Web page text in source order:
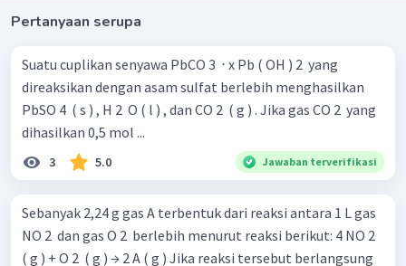
Jadi, jawaban yang tepat adalah C.
Pertanyaan serupa
Suatu cuplikan senyawa PbCO 3 ​ ⋅ x Pb ( OH ) 2 ​ yang
direaksikan dengan asam sulfat berlebih menghasilkan
PbSO 4 ​ ( s ) , H 2 ​ O ( l ) , dan CO 2 ​ ( g ) . Jika gas CO 2 ​ yang
dihasilkan 0,5 mol ...
3 5.0 Jawaban terverifikasi
Sebanyak 2,24 g gas A terbentuk dari reaksi antara 1 L gas
NO 2 ​ dan gas O 2 ​ berlebih menurut reaksi berikut: 4 NO 2 ​
( g ) + O 2 ​ ( g ) → 2 A ( g ) Jika reaksi tersebut berlangsung